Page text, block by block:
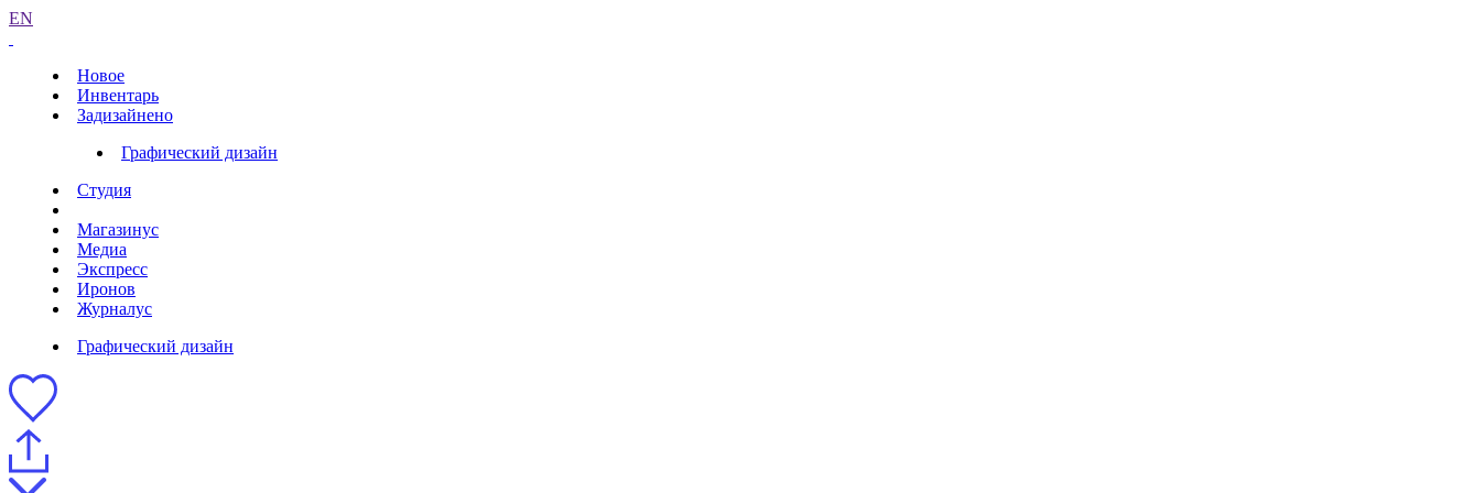
EN
Новое
Инвентарь
Задизайнено
Графический дизайн
Студия
Магазинус
Медиа
Экспресс
Иронов
Журналус
Графический дизайн